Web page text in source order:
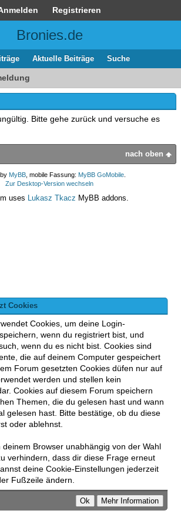
Registrieren
Bronies.de
Aktuelle Beiträge Suche
Cookies
Cookies, um deine Login-
wenn du registriert bist, und
wenn du es nicht bist. Cookies sind
die auf deinem Computer gespeichert
Forum gesetzten Cookies düfen nur auf
werden und stellen kein
Cookies auf diesem Forum speichern
Themen, die du gelesen hast und wann
gelesen hast. Bitte bestätige, ob du diese
oder ablehnst.
deinem Browser unabhängig von der Wahl
verhindern, dass dir diese Frage erneut
deine Cookie-Einstellungen jederzeit
Fußzeile ändern.
Bitte gehe zurück und versuche es
nach oben
MyBB , mobile Fassung: MyBB GoMobile
Zur Desktop-Version wechseln
uses Lukasz Tkacz MyBB addons.